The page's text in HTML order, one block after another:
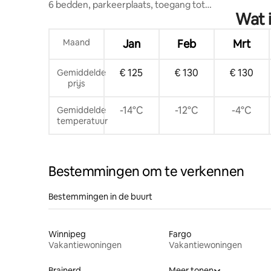
6 bedden, parkeerplaats, toegang tot
Wat
Maand Jan Feb Mrt
Gemiddelde
prijs
€ 125 € 130 € 130
Gemiddelde
temperatuur
-14°C -12°C -4°C
Bestemmingen om te verkennen
Bestemmingen in de buurt
Winnipeg
Vakantiewoningen
Fargo
Vakantiewoningen